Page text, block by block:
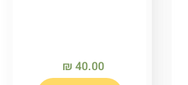
₪ 40.00